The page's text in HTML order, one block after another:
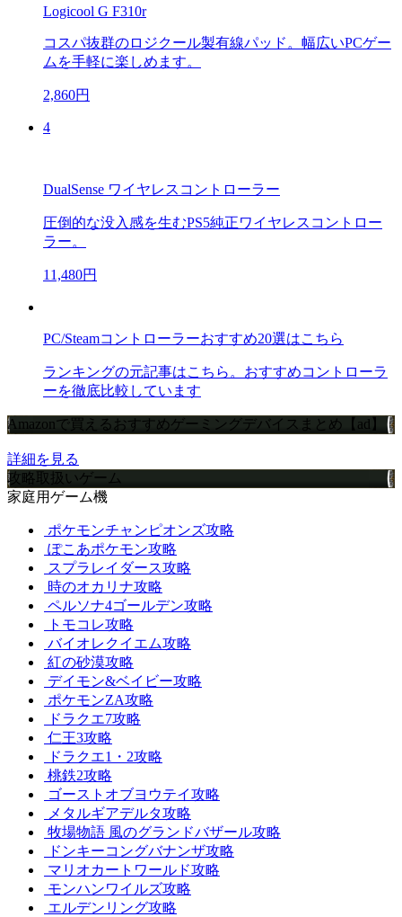
Logicool G F310r
コスパ抜群のロジクール製有線パッド。幅広いPCゲー
ムを手軽に楽しめます。
2,860円
4
DualSense ワイヤレスコントローラー
圧倒的な没入感を生むPS5純正ワイヤレスコントロー
ラー。
11,480円
PC/Steamコントローラーおすすめ20選はこちら
ランキングの元記事はこちら。おすすめコントローラ
ーを徹底比較しています
Amazonで買えるおすすめゲーミングデバイスまとめ【ad】
詳細を見る
攻略取扱いゲーム
家庭用ゲーム機
ポケモンチャンピオンズ攻略
ぽこあポケモン攻略
スプラレイダース攻略
時のオカリナ攻略
ペルソナ4ゴールデン攻略
トモコレ攻略
バイオレクイエム攻略
紅の砂漠攻略
デイモン&ベイビー攻略
ポケモンZA攻略
ドラクエ7攻略
仁王3攻略
ドラクエ1・2攻略
桃鉄2攻略
ゴーストオブヨウテイ攻略
メタルギアデルタ攻略
牧場物語 風のグランドバザール攻略
ドンキーコングバナンザ攻略
マリオカートワールド攻略
モンハンワイルズ攻略
エルデンリング攻略